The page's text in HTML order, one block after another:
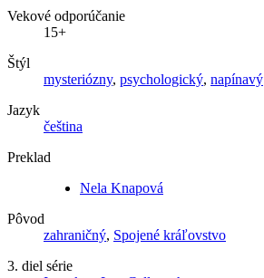
Vekové odporúčanie
15+
Štýl
mysteriózny, psychologický, napínavý
Jazyk
čeština
Preklad
Nela Knapová
Pôvod
zahraničný, Spojené kráľovstvo
3. diel série